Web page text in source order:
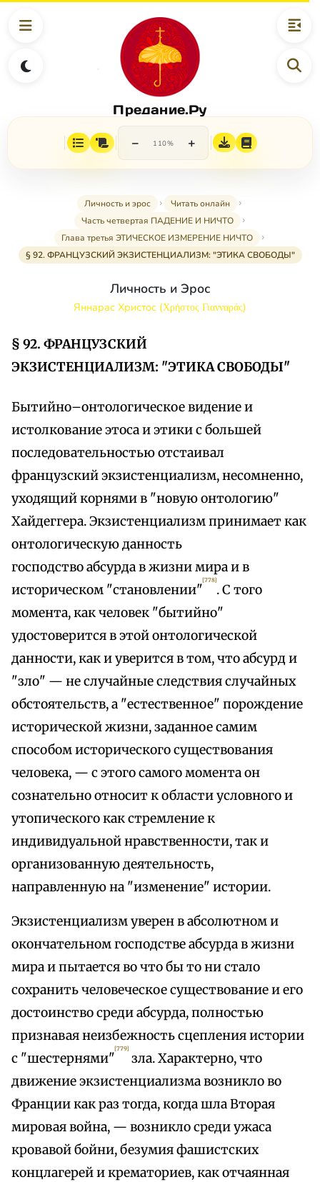
Предание.Ру
− 110% +
Личность и эрос
Читать онлайн
Часть четвертая ПАДЕНИЕ И НИЧТО
Глава третья ЭТИЧЕСКОЕ ИЗМЕРЕНИЕ НИЧТО
§ 92. ФРАНЦУЗСКИЙ ЭКЗИСТЕНЦИАЛИЗМ: "ЭТИКА СВОБОДЫ"
Личность и Эрос
Яннарас Христос (Χρήστος Γιανναράς)
§ 92. ФРАНЦУЗСКИЙ
ЭКЗИСТЕНЦИАЛИЗМ: "ЭТИКА СВОБОДЫ"
Бытийно–онтологическое видение и
истолкование этоса и этики с большей
последовательностью отстаивал
французский экзистенциализм, несомненно,
уходящий корнями в "новую онтологию"
Хайдеггера. Экзистенциализм принимает как
онтологическую данность
господство абсурда в жизни мира и в
историческом "становлении"
[778]
. С того
момента, как человек "бытийно"
удостоверится в этой онтологической
данности, как и уверится в том, что абсурд и
"зло" — не случайные следствия случайных
обстоятельств, а "естественное" порождение
исторической жизни, заданное самим
способом исторического существования
человека, — с этого самого момента он
сознательно относит к области условного и
утопического как стремление к
индивидуальной нравственности, так и
организованную деятельность,
направленную на "изменение" истории.
Экзистенциализм уверен в абсолютном и
окончательном господстве абсурда в жизни
мира и пытается во что бы то ни стало
сохранить человеческое существование и его
достоинство среди абсурда, полностью
признавая неизбежность сцепления истории
с "шестернями"
[779]
зла. Характерно, что
движение экзистенциализма возникло во
Франции как раз тогда, когда шла Вторая
мировая война, — возникло среди ужаса
кровавой бойни, безумия фашистских
концлагерей и крематориев, как отчаянная